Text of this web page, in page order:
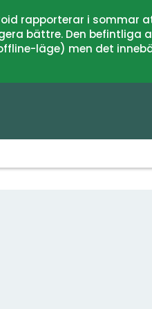
rapporterar i sommar
bättre. Den befintliga
läge) men det